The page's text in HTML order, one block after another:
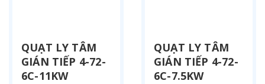
QUẠT LY TÂM
GIÁN TIẾP 4-72-
6C-11KW
QUẠT LY TÂM
GIÁN TIẾP 4-72-
6C-7.5KW